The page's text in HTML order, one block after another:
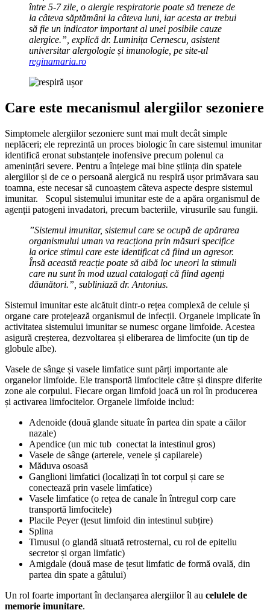
între 5-7 zile, o alergie respiratorie poate să treneze de
la câteva săptămâni la câteva luni, iar acesta ar trebui
să fie un indicator important al unei posibile cauze
alergice.”, explică dr. Luminița Cernescu, asistent
universitar alergologie și imunologie, pe site-ul
reginamaria.ro
Care este mecanismul alergiilor sezoniere
Simptomele alergiilor sezoniere sunt mai mult decât simple
neplăceri; ele reprezintă un proces biologic în care sistemul imunitar
identifică eronat substanțele inofensive precum polenul ca
amenințări severe. Pentru a înțelege mai bine știința din spatele
alergiilor și de ce o persoană alergică nu respiră ușor primăvara sau
toamna, este necesar să cunoaștem câteva aspecte despre sistemul
imunitar. Scopul sistemului imunitar este de a apăra organismul de
agenții patogeni invadatori, precum bacteriile, virusurile sau fungii.
”Sistemul imunitar, sistemul care se ocupă de apărarea
organismului uman va reacționa prin măsuri specifice
la orice stimul care este identificat că fiind un agresor.
Însă această reacție poate să aibă loc uneori la stimuli
care nu sunt în mod uzual catalogați că fiind agenți
dăunători.”, subliniază dr. Antonius.
Sistemul imunitar este alcătuit dintr-o rețea complexă de celule și
organe care protejează organismul de infecții. Organele implicate în
activitatea sistemului imunitar se numesc organe limfoide. Acestea
asigură creșterea, dezvoltarea și eliberarea de limfocite (un tip de
globule albe).
Vasele de sânge și vasele limfatice sunt părți importante ale
organelor limfoide. Ele transportă limfocitele către și dinspre diferite
zone ale corpului. Fiecare organ limfoid joacă un rol în producerea
și activarea limfocitelor. Organele limfoide includ:
Adenoide (două glande situate în partea din spate a căilor
nazale)
Apendice (un mic tub conectat la intestinul gros)
Vasele de sânge (arterele, venele și capilarele)
Măduva osoasă
Ganglioni limfatici (localizați în tot corpul și care se
conectează prin vasele limfatice)
Vasele limfatice (o rețea de canale în întregul corp care
transportă limfocitele)
Placile Peyer (țesut limfoid din intestinul subțire)
Splina
Timusul (o glandă situată retrosternal, cu rol de epiteliu
secretor și organ limfatic)
Amigdale (două mase de țesut limfatic de formă ovală, din
partea din spate a gâtului)
Un rol foarte important în declanșarea alergiilor îl au celulele de
memorie imunitare.